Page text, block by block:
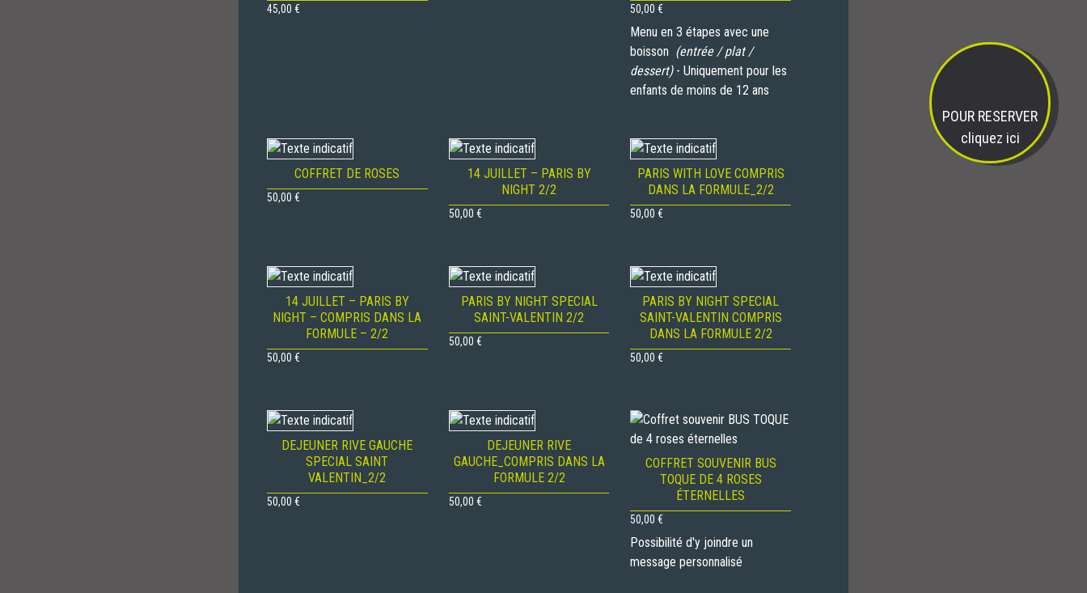
45,00 € 50,00€
Menu en 3 étapes avec une
boisson (entrée / plat /
dessert)- Uniquement pour les
enfants de moins de 12 ans
COFFRET DE ROSES
50,00 €
14 JUILLET – PARIS BY
NIGHT 2/2
50,00 €
PARIS WITH LOVE COMPRIS
DANS LA FORMULE_2/2
50,00€
14 JUILLET – PARIS BY
NIGHT – COMPRIS DANS LA
FORMULE – 2/2
50,00 €
PARIS BY NIGHT SPECIAL
SAINT-VALENTIN 2/2
50,00 €
PARIS BY NIGHT SPECIAL
SAINT-VALENTIN COMPRIS
DANS LA FORMULE 2/2
50,00€
DEJEUNER RIVE GAUCHE
SPECIAL SAINT
VALENTIN_2/2
50,00 €
DEJEUNER RIVE
GAUCHE_COMPRIS DANS LA
FORMULE 2/2
50,00 €
COFFRET SOUVENIR BUS
TOQUE DE 4 ROSES
ÉTERNELLES
50,00€
Possibilité d'y joindre un
message personnalisé
POUR RESERVER
cliquez ici